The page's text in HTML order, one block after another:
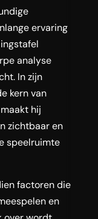
ervaring
analyse
In zijn
kern van
hij
zichtbaar en
speelruimte
factoren die
en